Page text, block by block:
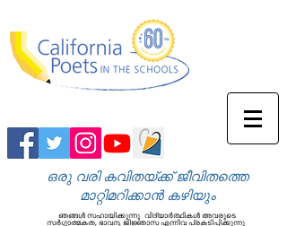
ഒരു വരി കവിതയ്ക്ക് ജീവിതത്തെ
മാറ്റിമറിക്കാൻ കഴിയും
ഞങ്ങൾ സഹായിക്കുന്നു വിദ്യാർത്ഥികൾ അവരുടെ
സർഗ്ഗാത്മകത, ഭാവന, ജിജ്ഞാസ എന്നിവ പ്രകടിപ്പിക്കുന്നു